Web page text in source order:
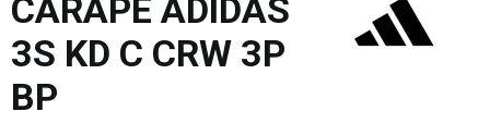
CARAPE ADIDAS
3S KD C CRW 3P
BP